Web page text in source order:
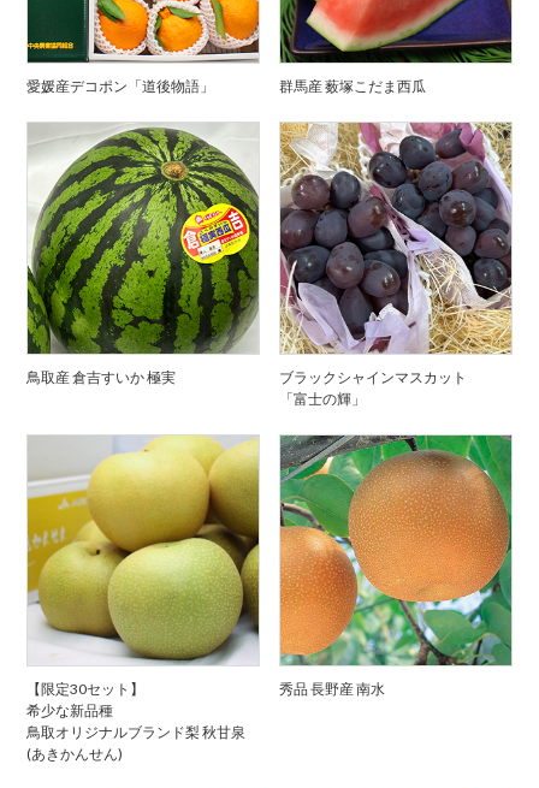
愛媛産デコポン「道後物語」 群馬産 薮塚こだま西瓜
鳥取産 倉吉すいか 極実
ブラックシャインマスカット
「富士の輝」
【限定30セット】
希少な新品種
鳥取オリジナルブランド梨 秋甘泉
(あきかんせん)
秀品 長野産 南水